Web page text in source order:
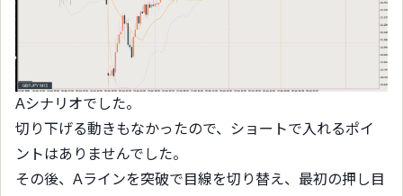
Aシナリオでした。
切り下げる動きもなかったので、ショートで入れるポイ
ントはありませんでした。
その後、Aラインを突破で目線を切り替え、最初の押し目